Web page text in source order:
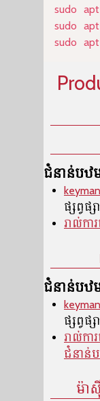
sudo
sudo
sudo
ជំនាន់បឋ
ផ្សព្វផ្
រាល់កា
ជំនាន់បឋ
ផ្សព្វផ្
រាល់កា
ជំនាន់
ម៉ា